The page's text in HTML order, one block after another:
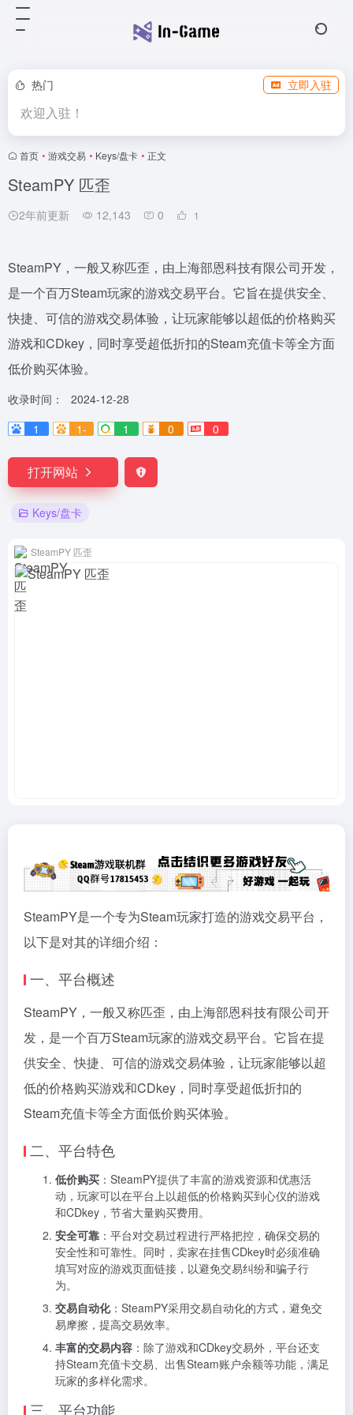
热门 立即入驻
欢迎入驻！
首页 • 游戏交易 • Keys/盘卡 • 正文
SteamPY 匹歪
2年前更新 12,143 0 1
SteamPY，一般又称匹歪，由上海部恩科技有限公司开发，
是一个百万Steam玩家的游戏交易平台。它旨在提供安全、
快捷、可信的游戏交易体验，让玩家能够以超低的价格购买
游戏和CDkey，同时享受超低折扣的Steam充值卡等全方面
低价购买体验。
收录时间：
2024-12-28
1
1- 1 0 0
打开网站
Keys/盘卡
SteamPY 匹歪
SteamPY是一个专为Steam玩家打造的游戏交易平台，
以下是对其的详细介绍：
一、平台概述
SteamPY，一般又称匹歪，由上海部恩科技有限公司开
发，是一个百万Steam玩家的游戏交易平台。它旨在提
供安全、快捷、可信的游戏交易体验，让玩家能够以超
低的价格购买游戏和CDkey，同时享受超低折扣的
Steam充值卡等全方面低价购买体验。
二、平台特色
低价购买 ：SteamPY提供了丰富的游戏资源和优惠活
动，玩家可以在平台上以超低的价格购买到心仪的游戏
和CDkey，节省大量购买费用。
安全可靠 ：平台对交易过程进行严格把控，确保交易的
安全性和可靠性。同时，卖家在挂售CDkey时必须准确
填写对应的游戏页面链接，以避免交易纠纷和骗子行
为。
交易自动化：SteamPY采用交易自动化的方式，避免交
易摩擦，提高交易效率。
丰富的交易内容 ：除了游戏和CDkey交易外，平台还支
持Steam充值卡交易、出售Steam账户余额等功能，满足
玩家的多样化需求。
三、平台功能